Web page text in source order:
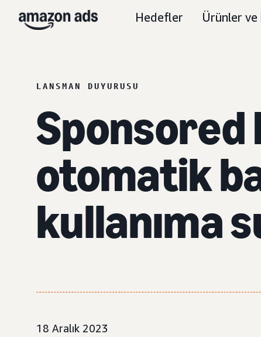
Hedefler Ürünler ve
LANSMAN DUYURUSU
Sponsored
otomatik
kullanıma
18 Aralık 2023